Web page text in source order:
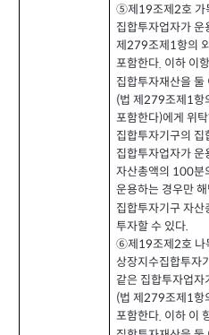
⑤제 19조제2호 가
집합투자업자가
제279조제 1항의
포함한다. 이하 이
집합투자재산을
(법 제279조제1항
포함한다)에게 위
집합투자기구의 집
집합투자업자가 운
자산총액의 100분
운용하는 경우만
집합투자기구 자산
투자할 수 있다.
⑥제 19조제2호 나
상장지수집합투자
같은 집합투자업
(법 제279조제 1항
포함한다. 이하 이